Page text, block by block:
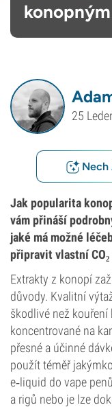
25
Nech
Jak popularita
vám přináší
jaké má možné
připravit vlastní
Extrakty z konopí
důvody. Kvalitní
škodlivé než
koncentrované na
přesné a účinné
použít téměř
e‑liquid do vape
a rigů nebo je lze